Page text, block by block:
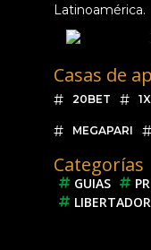
Latinoamérica.
Casas de
20BET
MEGAPARI
Categorías
GUIAS